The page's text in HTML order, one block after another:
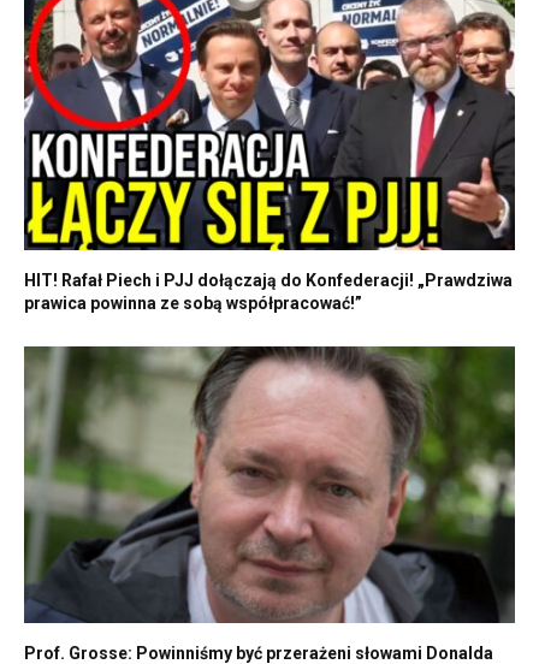
HIT! Rafał Piech i PJJ dołączają do Konfederacji! „Prawdziwa
prawica powinna ze sobą współpracować!”
Prof. Grosse: Powinniśmy być przerażeni słowami Donalda